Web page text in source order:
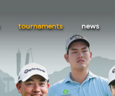
tournaments news